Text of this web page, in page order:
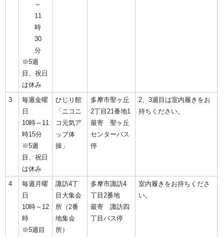
～
11
時
30
分
※5週
目、祝日
は休み
3
毎週金曜
日
10時～11
時15分
※5週
目、祝日
は休み
ひじり館
「ニコニ
コ元気ア
ップ体
操」
多摩市聖ヶ丘
2丁目21番地1
最寄 聖ヶ丘
センターバス
停
2、3週目は室内履きをお
持ちください。
4
毎週月曜
日
10時～12
時
※5週目
諏訪4丁
目大集会
所（2番
地集会
所）
多摩市諏訪4
丁目2番地
最寄 諏訪四
丁目バス停
室内履きをお持ちくださ
い。